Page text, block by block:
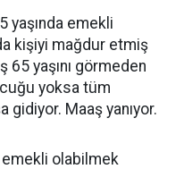
yaşında emekli
kişiyi mağdur etmiş
65 yaşını görmeden
yoksa tüm
Maaş yanıyor.
emekli olabilmek